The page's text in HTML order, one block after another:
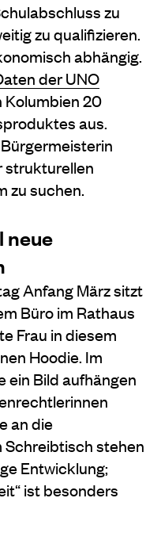
zu
zu qualifizieren.
abhängig.
der UNO
Kolumbien 20
aus.
strukturellen
zu suchen.
neue
Anfang März sitzt
Büro im Rathaus
Frau in diesem
Hoodie. Im
ein Bild aufhängen
an die
Schreibtisch stehen
Entwicklung;
ist besonders